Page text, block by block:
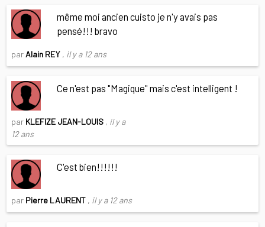
même moi ancien cuisto je n'y avais pas
pensé!!! bravo
parAlain REY , il y a 12 ans
Ce n'est pas "Magique" mais c'est intelligent !
par KLEFIZE JEAN-LOUIS , il y a
12 ans
C'est bien!!!!!!
par Pierre LAURENT , il y a 12 ans